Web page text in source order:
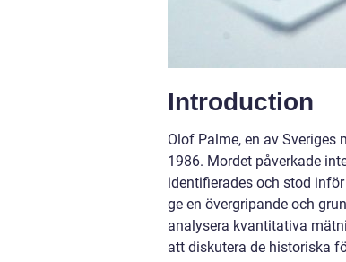
Introduction
Olof Palme, en av
1986. Mordet påverkade
identifierades och stod
ge en övergripande och
analysera kvantitativa
att diskutera de historiska